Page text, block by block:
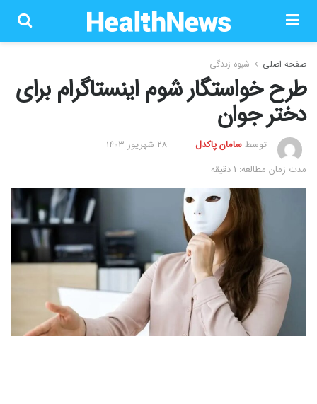
صفحه اصلی شیوه زندگی
طرح خواستگار شوم اینستاگرام برای
دختر جوان
توسطسامان پاکدل
۲۸ شهریور ۱۴۰۳
مدت زمان مطالعه: 1 دقیقه